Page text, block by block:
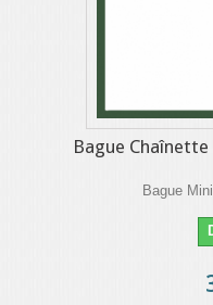
Bague
Bague